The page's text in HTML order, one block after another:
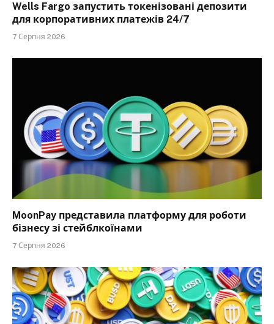
Wells Fargo запустить токенізовані депозити
для корпоративних платежів 24/7
7 Серпня 2026
MoonPay представила платформу для роботи
бізнесу зі стейблкоїнами
7 Серпня 2026